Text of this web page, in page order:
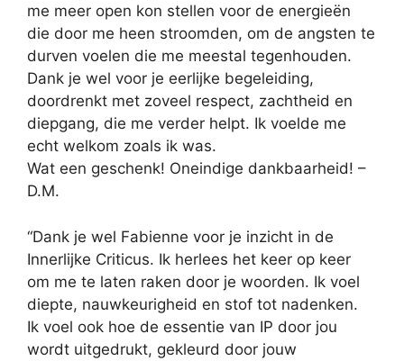
me meer open kon stellen voor de energieën
die door me heen stroomden, om de angsten te
durven voelen die me meestal tegenhouden.
Dank je wel voor je eerlijke begeleiding,
doordrenkt met zoveel respect, zachtheid en
diepgang, die me verder helpt. Ik voelde me
echt welkom zoals ik was.
Wat een geschenk! Oneindige dankbaarheid! –
D.M.
“Dank je wel Fabienne voor je inzicht in de
Innerlijke Criticus. Ik herlees het keer op keer
om me te laten raken door je woorden. Ik voel
diepte, nauwkeurigheid en stof tot nadenken.
Ik voel ook hoe de essentie van IP door jou
wordt uitgedrukt, gekleurd door jouw